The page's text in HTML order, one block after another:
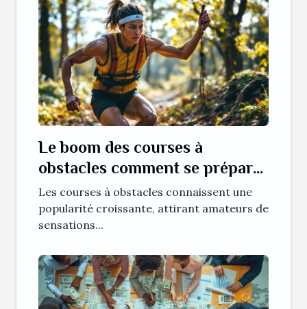
Le boom des courses à
obstacles comment se préparer
physiquement et mentalement
Les courses à obstacles connaissent une
popularité croissante, attirant amateurs de
sensations...